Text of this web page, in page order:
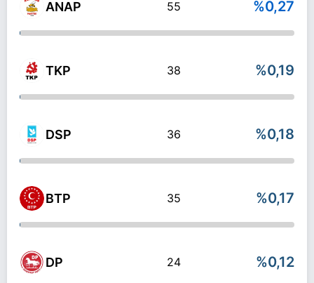
ANAP 55 %0,27
TKP 38 %0,19
DSP 36 %0,18
BTP 35 %0,17
DP 24 %0,12